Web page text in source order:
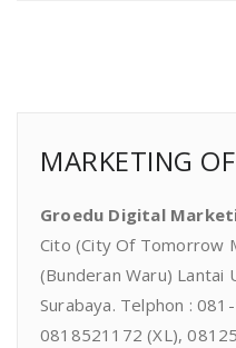
MARKETING
Groedu Digital
Cito (City Of Tomorrow
(Bunderan Waru) Lantai
Surabaya. Telphon :
0818521172 (XL),